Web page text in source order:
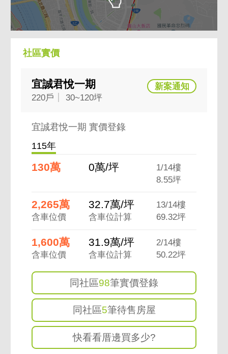
社區實價
宜誠君悅一期
220戶 30~120坪
宜誠君悅一期 實價登錄
115年
130萬 0萬/坪
1/14樓
8.55坪
2,265萬
含車位價
32.7萬/坪
含車位計算
13/14樓
69.32坪
1,600萬
含車位價
31.9萬/坪
含車位計算
2/14樓
50.22坪
同社區98筆實價登錄
同社區5筆待售房屋
快看看厝邊買多少?